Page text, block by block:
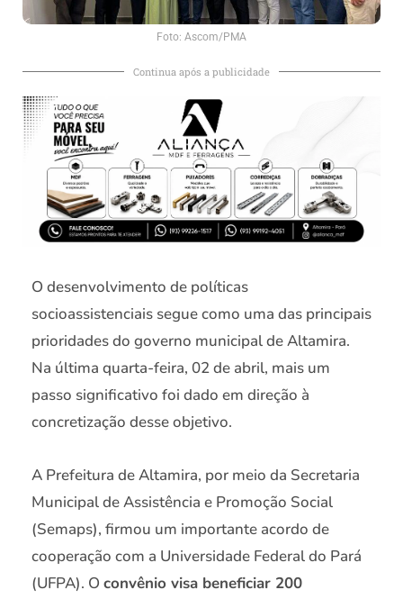
Foto: Ascom/PMA
Continua após a publicidade
O desenvolvimento de políticas
socioassistenciais segue como uma das principais
prioridades do governo municipal de Altamira.
Na última quarta-feira, 02 de abril, mais um
passo significativo foi dado em direção à
concretização desse objetivo.
A Prefeitura de Altamira, por meio da Secretaria
Municipal de Assistência e Promoção Social
(Semaps), firmou um importante acordo de
cooperação com a Universidade Federal do Pará
(UFPA). O convênio visa beneficiar 200